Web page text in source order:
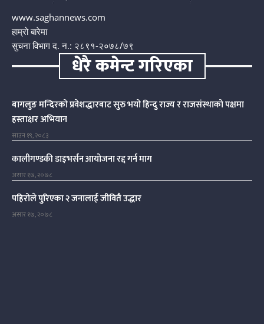
www.saghannews.com
हाम्रो बारेमा
सुचना विभाग द. न.: २८९१-२०७८/७९
धेरै कमेन्ट गरिएका
बागलुङ मन्दिरको प्रवेशद्धारबाट सुरु भयो हिन्दु राज्य र राजसंस्थाको पक्षमा
हस्ताक्षर अभियान
साउन १९, २०८३
कालीगण्डकी डाइभर्सन आयोजना रद्द गर्न माग
असार १७, २०७८
पहिरोले पुरिएका २ जनालाई जीवितै उद्धार
असार १७, २०७८